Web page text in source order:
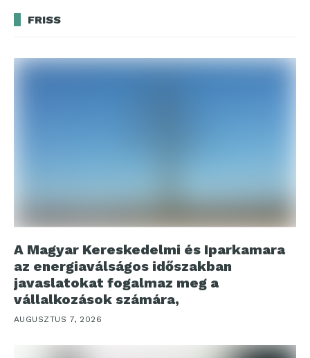
FRISS
A Magyar Kereskedelmi és Iparkamara
az energiaválságos időszakban
javaslatokat fogalmaz meg a
vállalkozások számára,
AUGUSZTUS 7, 2026